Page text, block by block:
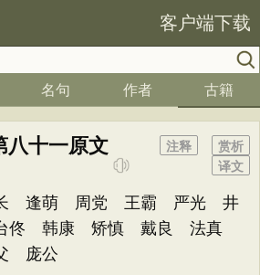
客户端下载
名句 作者 古籍
八十一原文 赏析
注释
译文
逢萌 周党 王霸 严光 井
佟 韩康 矫慎 戴良 法真
庞公